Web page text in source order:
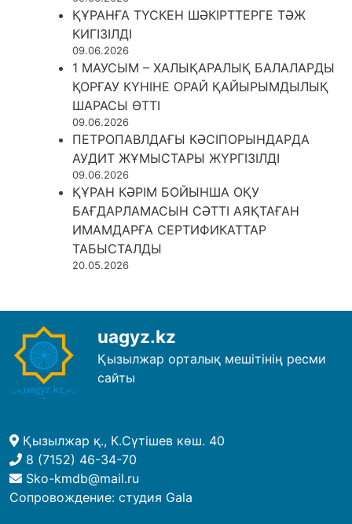
ҚҰРАНҒА ТҮСКЕН ШӘКІРТТЕРГЕ ТӘЖ
КИГІЗІЛДІ
09.06.2026
1 МАУСЫМ – ХАЛЫҚАРАЛЫҚ БАЛАЛАРДЫ
ҚОРҒАУ КҮНІНЕ ОРАЙ ҚАЙЫРЫМДЫЛЫҚ
ШАРАСЫ ӨТТІ
09.06.2026
ПЕТРОПАВЛДАҒЫ КӘСІПОРЫНДАРДА
АУДИТ ЖҰМЫСТАРЫ ЖҮРГІЗІЛДІ
09.06.2026
ҚҰРАН КӘРІМ БОЙЫНША ОҚУ
БАҒДАРЛАМАСЫН СӘТТІ АЯҚТАҒАН
ИМАМДАРҒА СЕРТИФИКАТТАР
ТАБЫСТАЛДЫ
20.05.2026
uagyz.kz
Қызылжар орталық мешітінің ресми
сайты
Қызылжар қ., К.Сүтішев көш. 40
8 (7152) 46-34-70
Sko-kmdb@mail.ru
Сопровождение: студия Gala